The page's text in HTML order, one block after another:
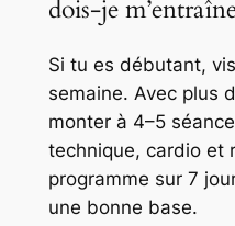
dois-je
Si tu es débutant,
semaine. Avec plus
monter à 4–5
technique, cardio et
programme sur 7
une bonne base.